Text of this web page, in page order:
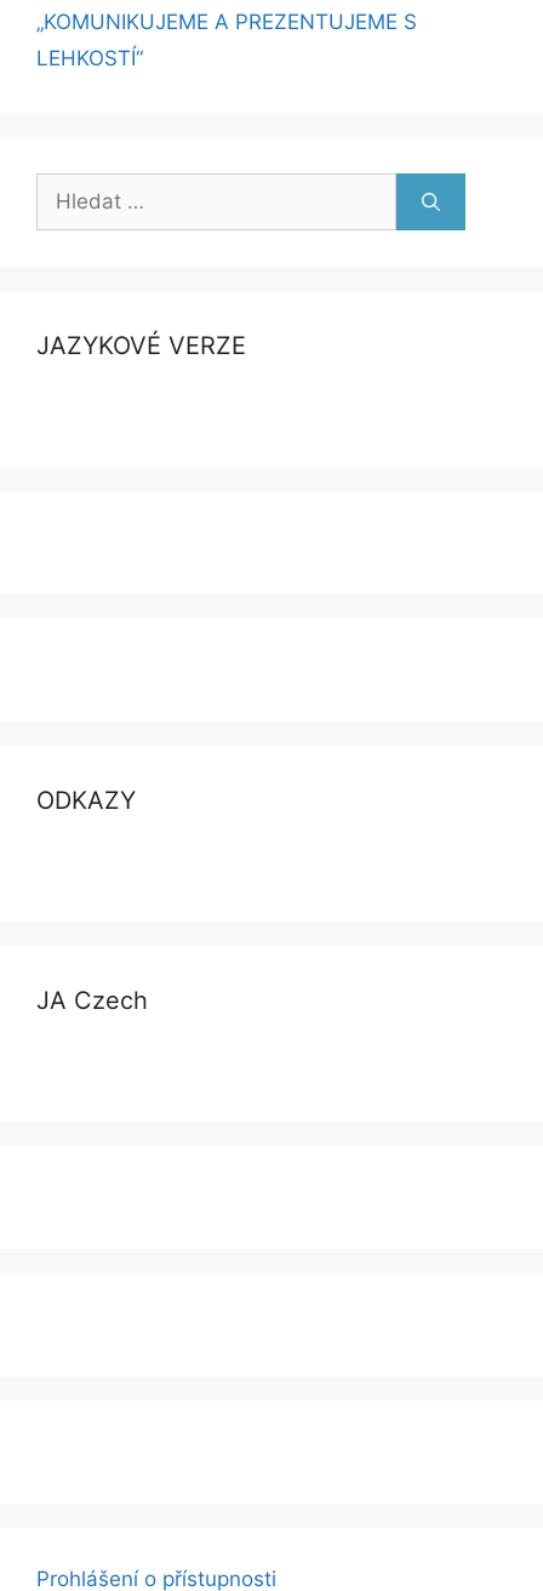
„KOMUNIKUJEME A PREZENTUJEME S
LEHKOSTÍ“
Hledat:
JAZYKOVÉ VERZE
ODKAZY
JA Czech
Prohlášení o přístupnosti